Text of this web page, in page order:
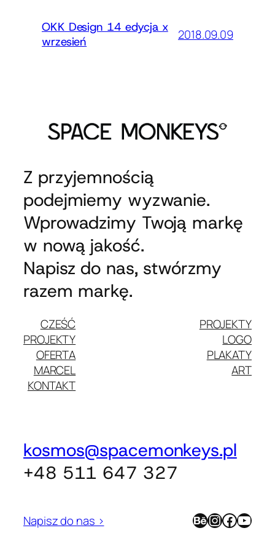
OKK Design 14 edycja x
wrzesień
2018.09.09
Z przyjemnością
podejmiemy wyzwanie.
Wprowadzimy Twoją markę
w nową jakość.
Napisz do nas, stwórzmy
razem markę.
CZEŚĆ
PROJEKTY
OFERTA
MARCEL
KONTAKT
PROJEKTY
LOGO
PLAKATY
ART
kosmos@spacemonkeys.pl
+48 511 647 327
Napisz do nas > Behance InstagramFacebook YouTube